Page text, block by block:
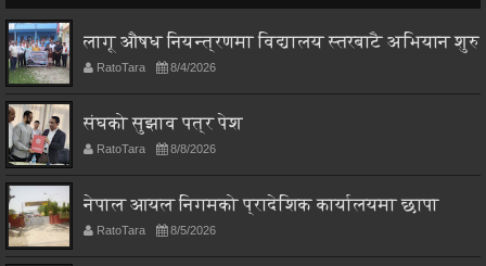
लागू औषध नियन्त्रणमा विद्यालय स्तरबाटै अभियान शुरु
RatoTara 8/4/2026
संघको सुझाव पत्र पेश
RatoTara 8/8/2026
नेपाल आयल निगमको प्रादेशिक कार्यालयमा छापा
RatoTara 8/5/2026